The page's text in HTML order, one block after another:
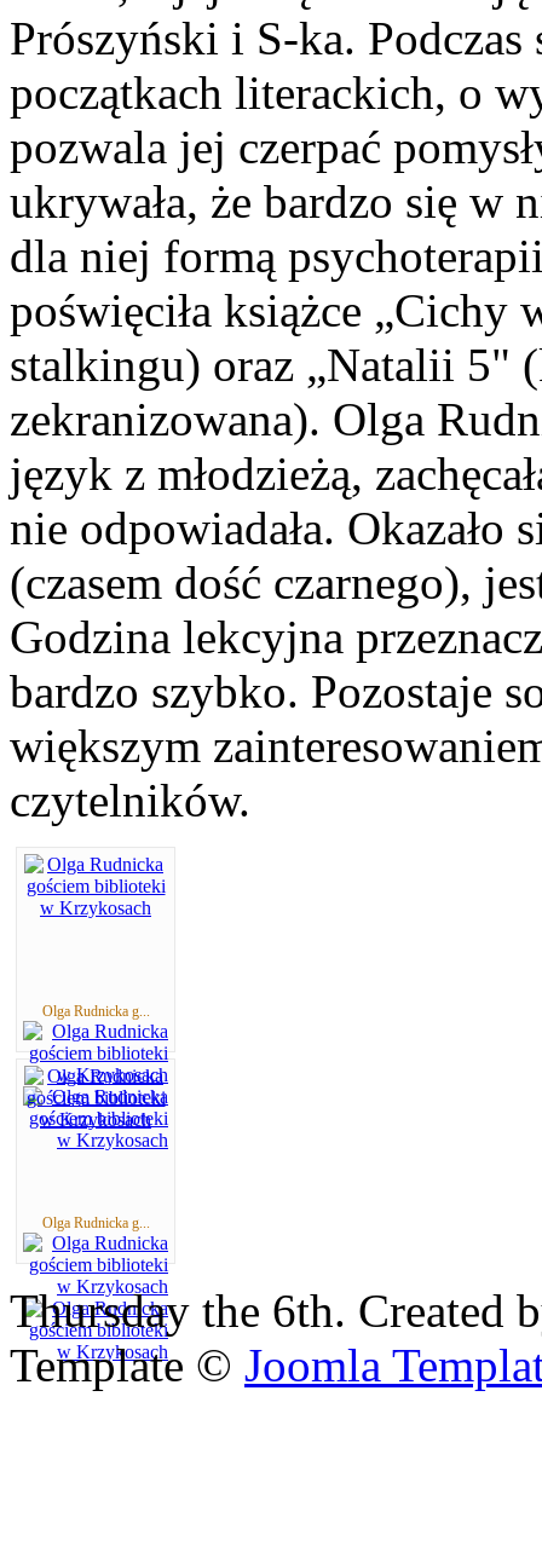
Prószyński i S-ka.
początkach literackich, o
pozwala jej czerpać
ukrywała, że bardzo się w
dla niej formą
poświęciła książce
stalkingu) oraz „Natalii 5"
zekranizowana). Olga
język z młodzieżą,
nie odpowiadała. Okazało
(czasem dość czarnego),
Godzina lekcyjna
bardzo szybko. Pozostaje
większym
czytelników.
Olga Rudnicka g...
Olga Rudnicka g...
Thursday the 6th. Created
Template © Joomla